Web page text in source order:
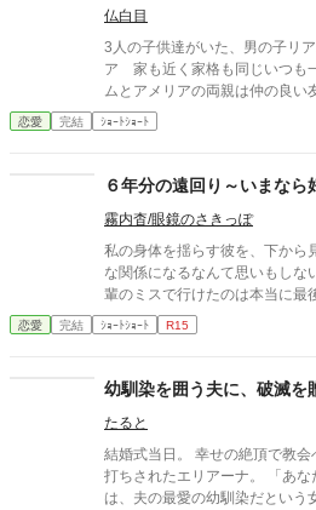
仏白目
3人の子供達がいた、男の子リ
ア 家も近く家格も同じいつも
ムとアメリアの両親は仲の良い
させたいね、と意気投合し赤ち
を知ったミア なんだかずるい！
話だよと言い聞かされた それ
ミアのものね？そう、勝手に思
魔者扱いをするようになって・・・ ＊作者ご都合主義の世
フィクションです
恋愛 完結 ｼｮｰﾄｼｮｰﾄ
６年分の遠回り～いまなら
霧内杳/眼鏡のさきっぽ
私の身体を揺らす彼を、下から
な関係になるなんて思いもしない。 今日は同期飲み会だっ
輩のミスで行けたのは本当に最後。 飲み足りないという私
付き合ってくれた。 彼とは入社当時、部署は違ったが同じ仕事に
携わっていた。 きっとあの頃の
のせいで、その一線は越えられ
た私なら……。 ****** 2021/05/29 公開 ****** 表紙 いもこは妹
pixivID:11163077
恋愛 完結 ｼｮｰﾄｼｮｰﾄ R15
幼馴染を囲う夫に、破滅を
たると
結婚式当日。 幸せの絶頂で教
打ちされたエリアーナ。 「あ
は、夫の最愛の幼馴染だという